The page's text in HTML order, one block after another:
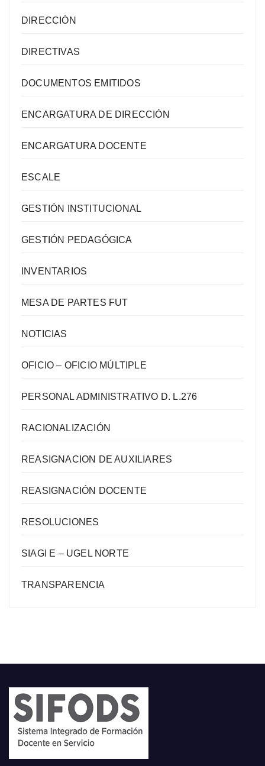
DIRECCIÓN
DIRECTIVAS
DOCUMENTOS EMITIDOS
ENCARGATURA DE DIRECCIÓN
ENCARGATURA DOCENTE
ESCALE
GESTIÓN INSTITUCIONAL
GESTIÓN PEDAGÓGICA
INVENTARIOS
MESA DE PARTES FUT
NOTICIAS
OFICIO – OFICIO MÚLTIPLE
PERSONAL ADMINISTRATIVO D. L.276
RACIONALIZACIÓN
REASIGNACION DE AUXILIARES
REASIGNACIÓN DOCENTE
RESOLUCIONES
SIAGI E – UGEL NORTE
TRANSPARENCIA